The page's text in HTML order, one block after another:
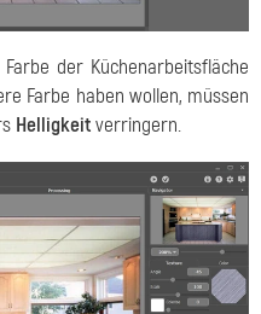
der Küchenarbeitsfläche
Farbe haben wollen, müssen
Helligkeitverringern.